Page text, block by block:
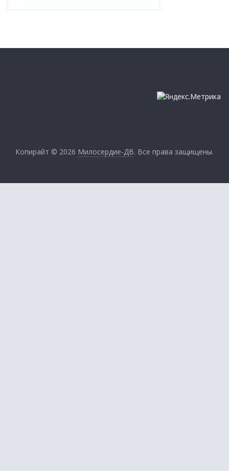
Копирайт © 2026 Милосердие-ДВ. Все права защищены.